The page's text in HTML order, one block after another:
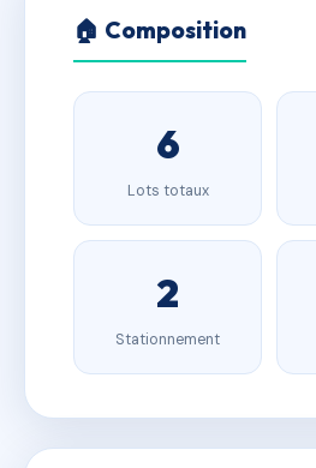
🏠 Composition
6
Lots totaux
2
Stationnement